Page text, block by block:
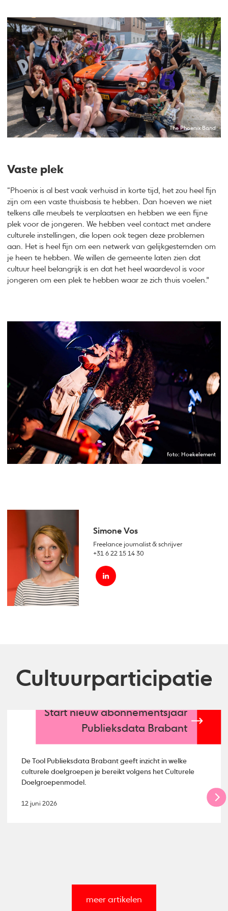
The Phoenix Band
Vaste plek
“Phoenix is al best vaak verhuisd in korte tijd, het zou heel fijn
zijn om een vaste thuisbasis te hebben. Dan hoeven we niet
telkens alle meubels te verplaatsen en hebben we een fijne
plek voor de jongeren. We hebben veel contact met andere
culturele instellingen, die lopen ook tegen deze problemen
aan. Het is heel fijn om een netwerk van gelijkgestemden om
je heen te hebben. We willen de gemeente laten zien dat
cultuur heel belangrijk is en dat het heel waardevol is voor
jongeren om een plek te hebben waar ze zich thuis voelen.”
foto: Hoekelement
Simone Vos
Freelance journalist & schrijver
+31 6 22 15 14 30
Cultuurparticipatie
Start nieuw abonnementsjaar
Publieksdata Brabant
De Tool Publieksdata Brabant geeft inzicht in welke
culturele doelgroepen je bereikt volgens het Culturele
Doelgroepenmodel.
12 juni 2026
meer artikelen